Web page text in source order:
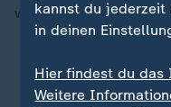
werden."
Kritik an
anfangen"
kannst du
in deinen
Hier findest du das
Weitere